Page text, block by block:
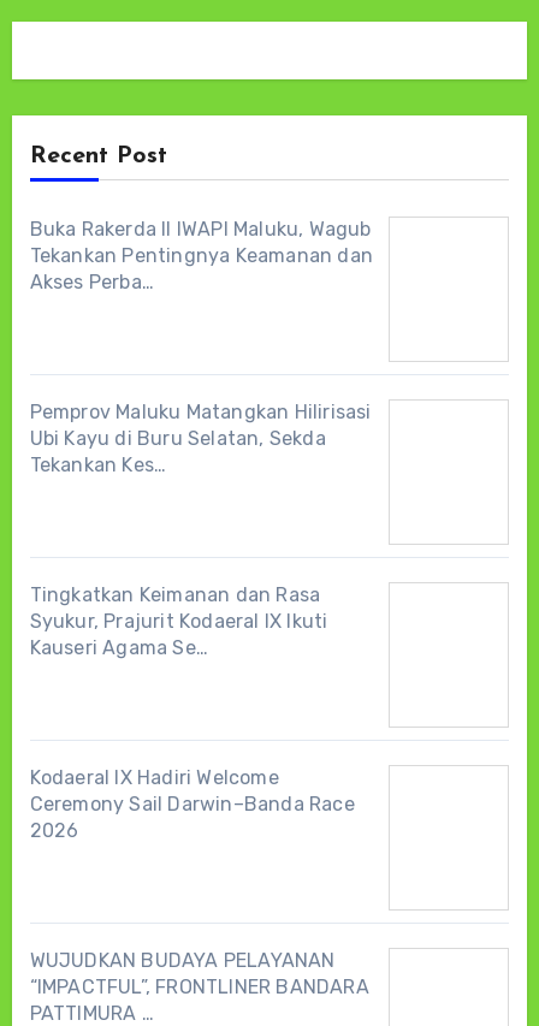
Recent Post
Buka Rakerda II IWAPI Maluku, Wagub
Tekankan Pentingnya Keamanan dan
Akses Perba…
Pemprov Maluku Matangkan Hilirisasi
Ubi Kayu di Buru Selatan, Sekda
Tekankan Kes…
Tingkatkan Keimanan dan Rasa
Syukur, Prajurit Kodaeral IX Ikuti
Kauseri Agama Se…
Kodaeral IX Hadiri Welcome
Ceremony Sail Darwin–Banda Race
2026
WUJUDKAN BUDAYA PELAYANAN
“IMPACTFUL”, FRONTLINER BANDARA
PATTIMURA …